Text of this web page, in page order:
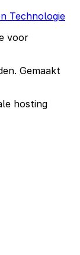
Technologie
voor
Gemaakt
hosting